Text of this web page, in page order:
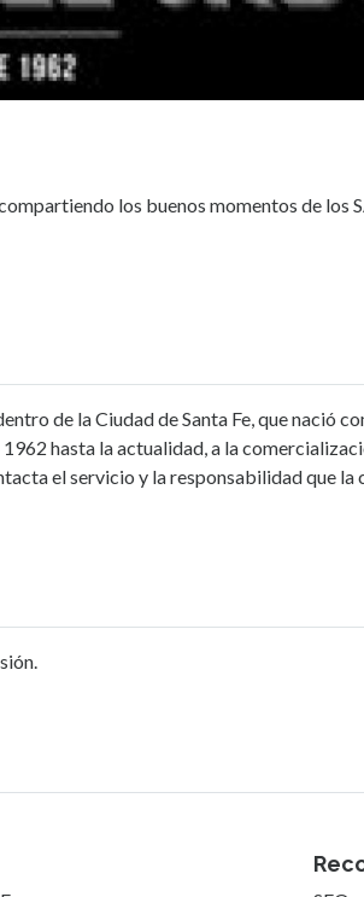
los buenos momentos de los
de la Ciudad de Santa Fe, que nació
hasta la actualidad, a la
el servicio y la responsabilidad que